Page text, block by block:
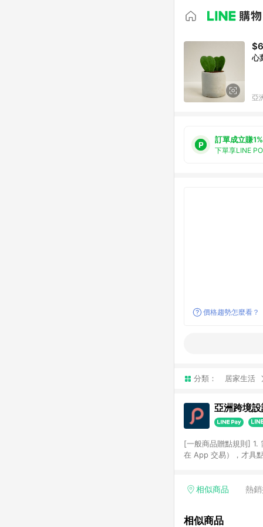
心
亞
訂單成立賺1%
下單享LINE
價格趨勢怎麼看？
分類： 居家生活
亞洲跨境
[一般商品贈點規則] 1.
在 App 交易），才具
格，部分退款不在此
使用規則請以點數紅
相似商品 熱
相似商品